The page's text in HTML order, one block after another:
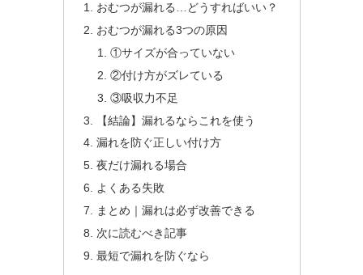
おむつが漏れる…どうすればいい？
おむつが漏れる3つの原因
①サイズが合っていない
②付け方がズレている
③吸収力不足
【結論】漏れるならこれを使う
漏れを防ぐ正しい付け方
夜だけ漏れる場合
よくある失敗
まとめ｜漏れは必ず改善できる
次に読むべき記事
最短で漏れを防ぐなら